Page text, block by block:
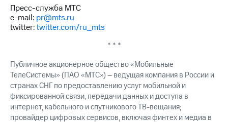
Пресс-служба МТС
e-mail: pr@mts.ru
twitter:twitter.com/ru_mts
* * *
Публичное акционерное общество «Мобильные
ТелеСистемы» (ПАО «МТС») – ведущая компания в России и
странах СНГ по предоставлению услуг мобильной и
фиксированной связи, передачи данных и доступа в
интернет, кабельного и спутникового ТВ-вещания;
провайдер цифровых сервисов, включая финтех и медиа в